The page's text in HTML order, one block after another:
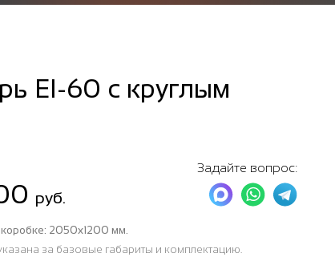
EI-60 с круглым
руб.
Задайте вопрос:
2050х1200 мм.
за базовые габариты и комплектацию.